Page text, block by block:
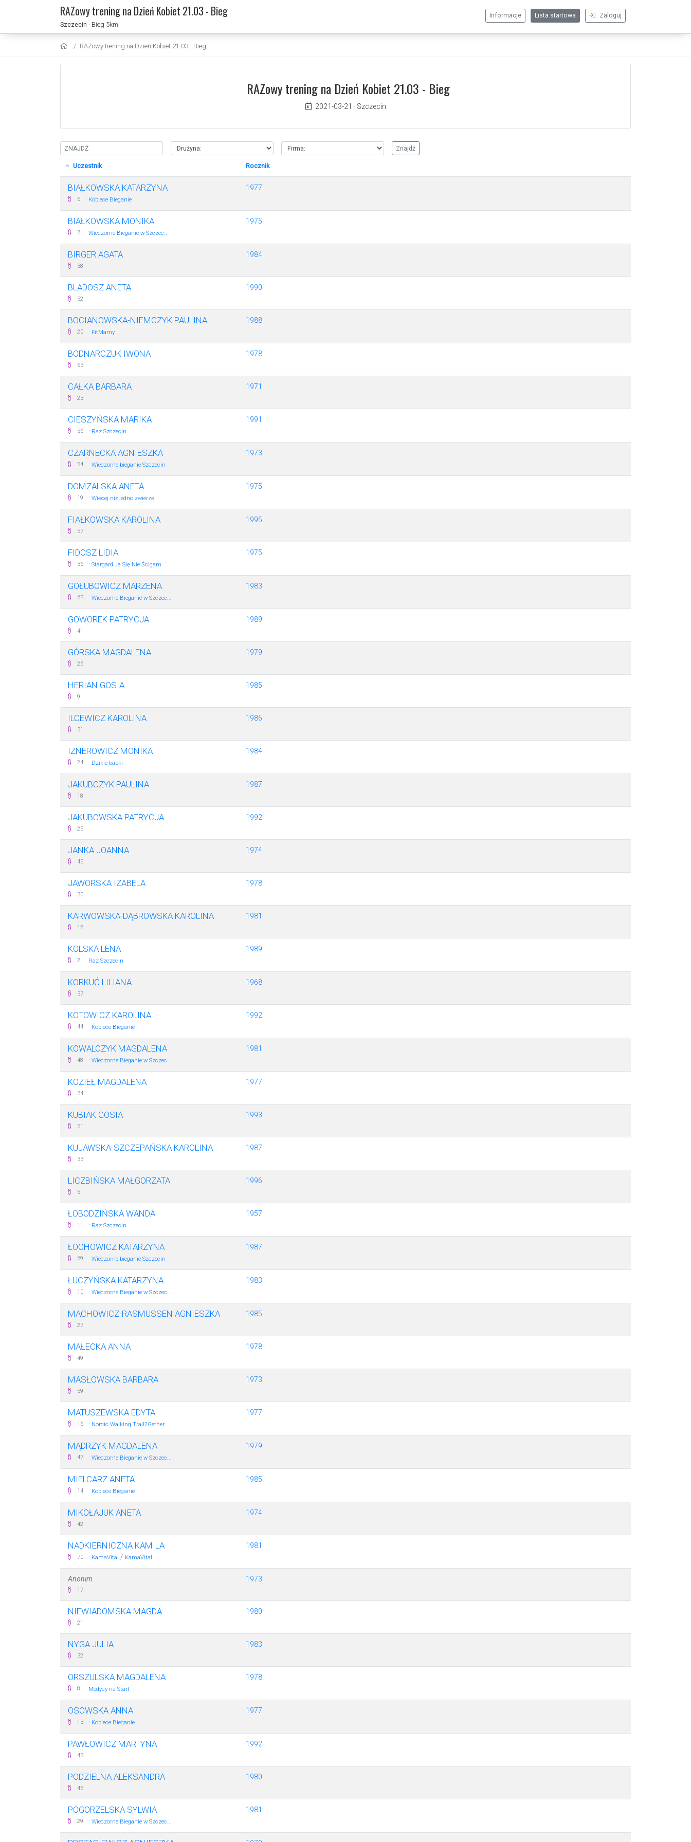
RAZowy trening na Dzień Kobiet 21.03 - Bieg
Szczecin · Bieg 5km
Zaloguj
Lista startowa
Informacje
RAZowy trening na Dzień Kobiet 21.03 - Bieg
RAZowy trening na Dzień Kobiet 21.03 - Bieg
2021-03-21 · Szczecin
Uczestnik Rocznik
BIAŁKOWSKA KATARZYNA
6 · Kobiece Bieganie
1977
BIAŁKOWSKA MONIKA
7 · Wieczorne Bieganie w Szczec...
1975
BIRGER AGATA
38
1984
BLADOSZ ANETA
52
1990
BOCIANOWSKA-NIEMCZYK PAULINA
20 · FitMamy
1988
BODNARCZUK IWONA
63
1978
CAŁKA BARBARA
23
1971
CIESZYŃSKA MARIKA
56 · Raz Szczecin
1991
CZARNECKA AGNIESZKA
54 · Wieczorne bieganie Szczecin
1973
DOMZALSKA ANETA
19 · Więcej niż jedno zwierzę
1975
FIAŁKOWSKA KAROLINA
57
1995
FIDOSZ LIDIA
36 · Stargard Ja Się Nie Ścigam
1975
GOŁUBOWICZ MARZENA
65 · Wieczorne Bieganie w Szczec...
1983
GOWOREK PATRYCJA
41
1989
GÓRSKA MAGDALENA
26
1979
HERIAN GOSIA
9
1985
ILCEWICZ KAROLINA
31
1986
IZNEROWICZ MONIKA
24 · Dzikie babki
1984
JAKUBCZYK PAULINA
18
1987
JAKUBOWSKA PATRYCJA
25
1992
JANKA JOANNA
45
1974
JAWORSKA IZABELA
30
1978
KARWOWSKA-DĄBROWSKA KAROLINA
12
1981
KOLSKA LENA
2 · Raz Szczecin
1989
KORKUĆ LILIANA
37
1968
KOTOWICZ KAROLINA
44 · Kobiece Bieganie
1992
KOWALCZYK MAGDALENA
48 · Wieczorne Bieganie w Szczec...
1981
KOZIEŁ MAGDALENA
34
1977
KUBIAK GOSIA
51
1993
KUJAWSKA-SZCZEPAŃSKA KAROLINA
33
1987
LICZBIŃSKA MAŁGORZATA
5
1996
ŁOBODZIŃSKA WANDA
11 · Raz Szczecin
1957
ŁOCHOWICZ KATARZYNA
69 · Wieczorne bieganie Szczecin
1987
ŁUCZYŃSKA KATARZYNA
10 · Wieczorne Bieganie w Szczec...
1983
MACHOWICZ-RASMUSSEN AGNIESZKA
27
1985
MAŁECKA ANNA
49
1978
MASŁOWSKA BARBARA
59
1973
MATUSZEWSKA EDYTA
16 · Nordic Walking Trail2Gether
1977
MĄDRZYK MAGDALENA
47 · Wieczorne Bieganie w Szczec...
1979
MIELCARZ ANETA
14 · Kobiece Bieganie
1985
MIKOŁAJUK ANETA
42
1974
NADKIERNICZNA KAMILA
70 · KamaVital / KamaVital
1981
Anonim
17
1973
NIEWIADOMSKA MAGDA
21
1980
NYGA JULIA
32
1983
ORSZULSKA MAGDALENA
8 · Medycy na Start
1978
OSOWSKA ANNA
13 · Kobiece Bieganie
1977
PAWŁOWICZ MARTYNA
43
1992
PODZIELNA ALEKSANDRA
46
1980
POGORZELSKA SYLWIA
29 · Wieczorne Bieganie w Szczec...
1981